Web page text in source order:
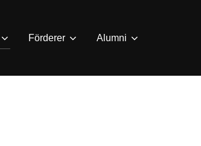
Förderer Alumni